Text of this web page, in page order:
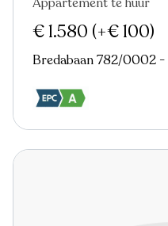
Appartement te huur
€ 1.580 (+€ 100)
Bredabaan 782/0002 -